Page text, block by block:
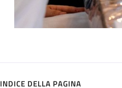
INDICE DELLA PAGINA